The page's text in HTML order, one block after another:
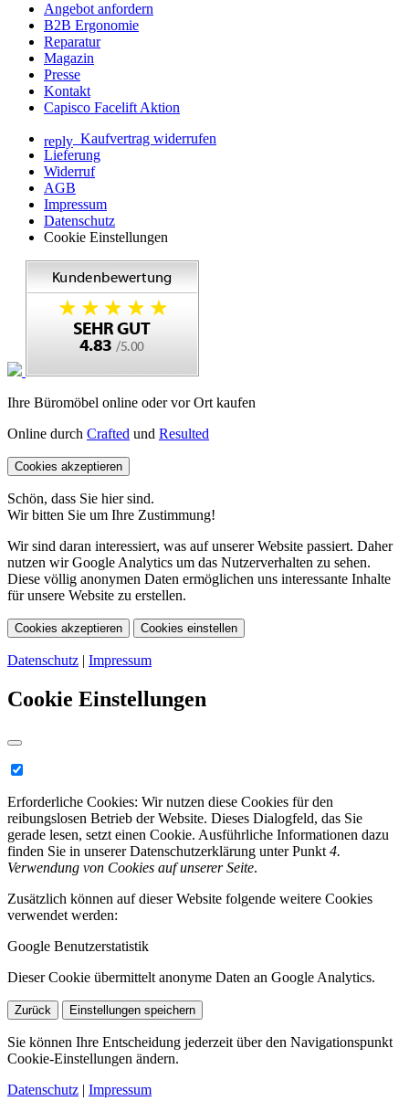
Angebot anfordern
B2B Ergonomie
Reparatur
Magazin
Presse
Kontakt
Capisco Facelift Aktion
reply Kaufvertrag widerrufen
Lieferung
Widerruf
AGB
Impressum
Datenschutz
Cookie Einstellungen
Ihre Büromöbel online oder vor Ort kaufen
Online durch Crafted und Resulted
Cookies akzeptieren
Schön, dass Sie hier sind.
Wir bitten Sie um Ihre Zustimmung!
Wir sind daran interessiert, was auf unserer Website passiert. Daher
nutzen wir Google Analytics um das Nutzerverhalten zu sehen.
Diese völlig anonymen Daten ermöglichen uns interessante Inhalte
für unsere Website zu erstellen.
Cookies akzeptieren Cookies einstellen
Datenschutz | Impressum
Cookie Einstellungen
Erforderliche Cookies: Wir nutzen diese Cookies für den
reibungslosen Betrieb der Website. Dieses Dialogfeld, das Sie
gerade lesen, setzt einen Cookie. Ausführliche Informationen dazu
finden Sie in unserer Datenschutzerklärung unter Punkt 4.
Verwendung von Cookies auf unserer Seite.
Zusätzlich können auf dieser Website folgende weitere Cookies
verwendet werden:
Google Benutzerstatistik
Dieser Cookie übermittelt anonyme Daten an Google Analytics.
Zurück Einstellungen speichern
Sie können Ihre Entscheidung jederzeit über den Navigationspunkt
Cookie-Einstellungen ändern.
Datenschutz | Impressum